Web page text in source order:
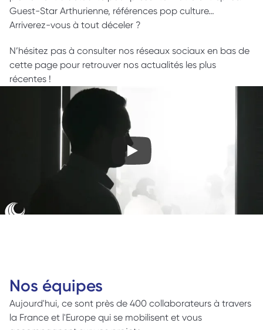
Guest-Star Arthurienne, références pop culture…
Arriverez-vous à tout déceler ?
N’hésitez pas à consulter nos réseaux sociaux en bas de
cette page pour retrouver nos actualités les plus
récentes !
Nos équipes
Aujourd'hui, ce sont près de 400 collaborateurs à travers
la France et l'Europe qui se mobilisent et vous